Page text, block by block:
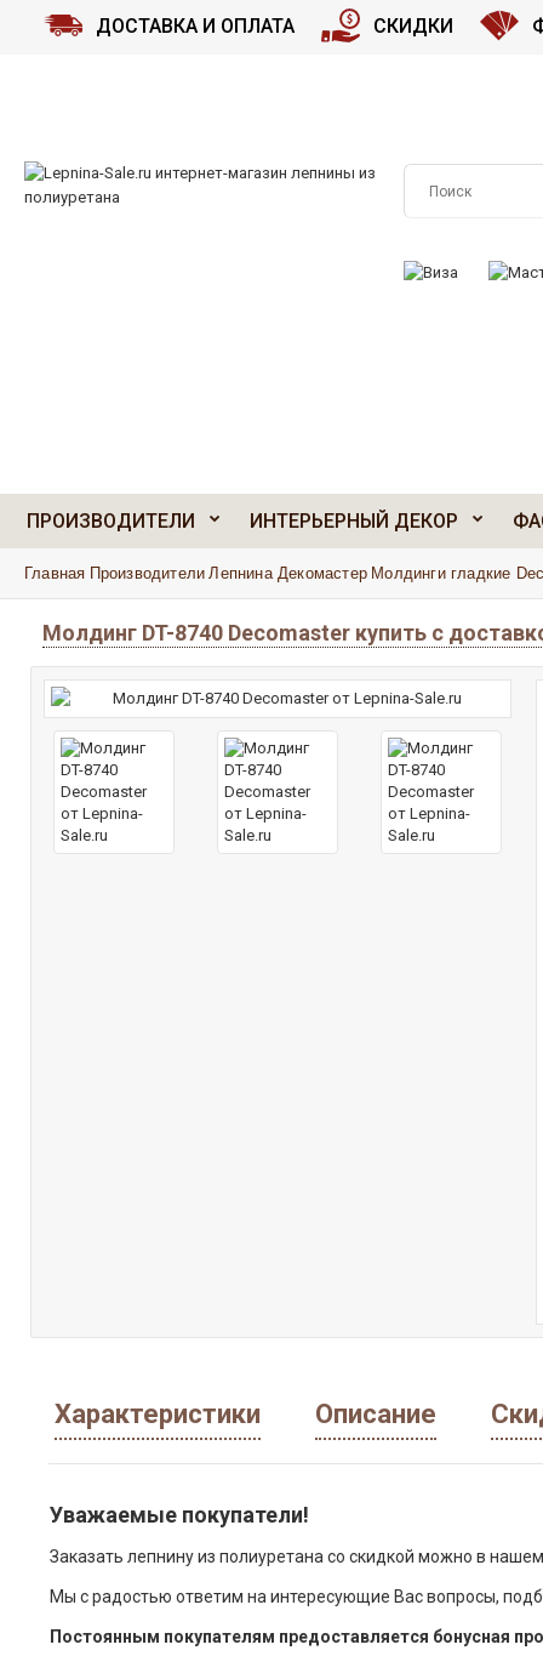
ДОСТАВКА И ОПЛАТА СКИДКИ
ПРОИЗВОДИТЕЛИ ИНТЕРЬЕРНЫЙ ДЕКОР
Главная Производители Лепнина Декомастер Молдинги гладкие
Молдинг DT-8740 Decomaster купить с
Характеристики Описание
Уважаемые покупатели!
Заказать лепнину из полиуретана со скидкой можно в
Мы с радостью ответим на интересующие Вас вопросы,
Постоянным покупателям предоставляется бонусная